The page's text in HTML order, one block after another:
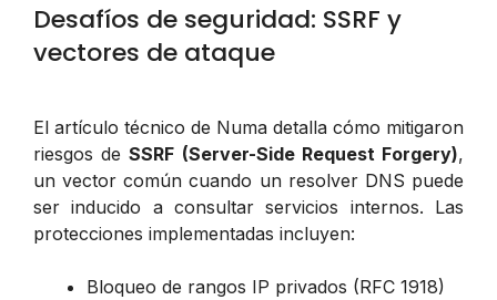
Desafíos de seguridad: SSRF y
vectores de ataque
El artículo técnico de Numa detalla cómo mitigaron
riesgos deSSRF (Server-Side Request Forgery),
un vector común cuando un resolver DNS puede
ser inducido a consultar servicios internos. Las
protecciones implementadas incluyen:
Bloqueo de rangos IP privados (RFC 1918)